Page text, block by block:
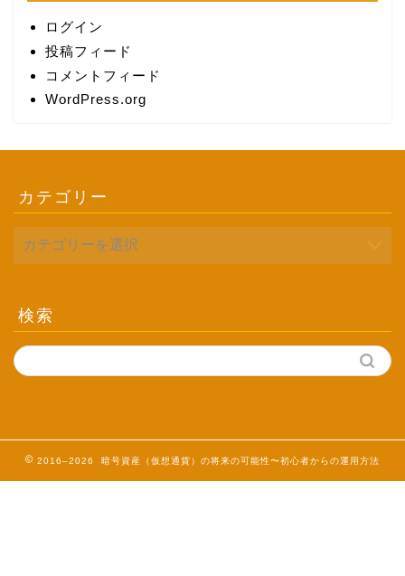
ログイン
投稿フィード
コメントフィード
WordPress.org
カテゴリー
検索
2016–2026 暗号資産（仮想通貨）の将来の可能性〜初心者からの運用方法